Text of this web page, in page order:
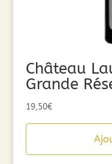
Château
Grande
19,50€